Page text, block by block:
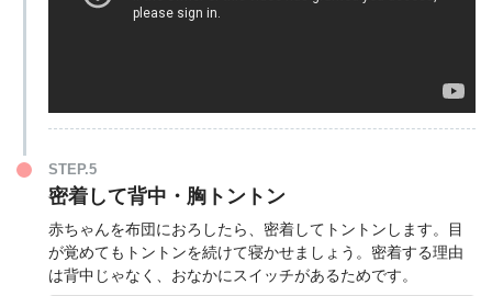
STEP.5
密着して背中・胸トントン
赤ちゃんを布団におろしたら、密着してトントンします。目
が覚めてもトントンを続けて寝かせましょう。密着する理由
は背中じゃなく、おなかにスイッチがあるためです。